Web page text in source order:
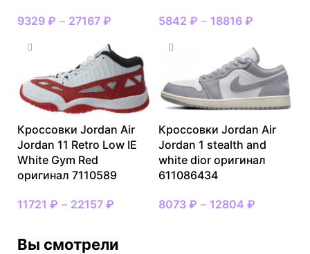
9329 ₽ – 27167 ₽ 5842 ₽ – 18816 ₽
Кроссовки Jordan Air
Jordan 11 Retro Low IE
White Gym Red
оригинал 7110589
11721 ₽ – 22157 ₽
Кроссовки Jordan Air
Jordan 1 stealth and
white dior оригинал
611086434
8073 ₽ – 12804 ₽
Вы смотрели